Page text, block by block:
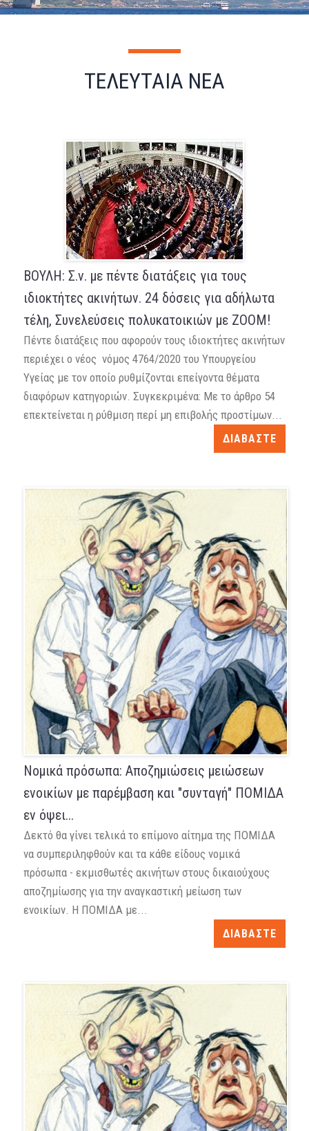
ΤΕΛΕΥΤΑΙΑ ΝΕΑ
ΒΟΥΛΗ: Σ.ν. με πέντε διατάξεις για τους
ιδιοκτήτες ακινήτων. 24 δόσεις για αδήλωτα
τέλη, Συνελεύσεις πολυκατοικιών με ΖΟΟΜ!
Πέντε διατάξεις που αφορούν τους ιδιοκτήτες ακινήτων
περιέχει ο νέος νόμος 4764/2020 του Υπουργείου
Υγείας με τον οποίο ρυθμίζονται επείγοντα θέματα
διαφόρων κατηγοριών. Συγκεκριμένα: Με το άρθρο 54
επεκτείνεται η ρύθμιση περί μη επιβολής προστίμων...
ΔΙΑΒΑΣΤΕ
Νομικά πρόσωπα: Αποζημιώσεις μειώσεων
ενοικίων με παρέμβαση και "συνταγή" ΠΟΜΙΔΑ
εν όψει...
Δεκτό θα γίνει τελικά το επίμονο αίτημα της ΠΟΜΙΔΑ
να συμπεριληφθούν και τα κάθε είδους νομικά
πρόσωπα - εκμισθωτές ακινήτων στους δικαιούχους
αποζημίωσης για την αναγκαστική μείωση των
ενοικίων. Η ΠΟΜΙΔΑ με...
ΔΙΑΒΑΣΤΕ